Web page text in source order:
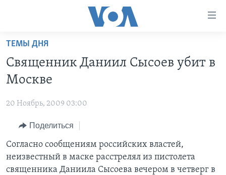
Перейти
основной
контент
навигации
Перейти
поиск
ПРОГРАММЫ
НОВОСТИ ЗА МИНУТУ
ИТОГИ
ПОЧЕМУ ЭТО ВАЖНО?
УЧИМ АНГЛИЙСКИЙ
НАША АМЕРИКАНСКАЯ ИСТОРИЯ
А КАК В АМЕРИКЕ?
ЭКСПЕРТИЗА
ИНТЕРВЬЮ
ФАКТЫ ПРОТИВ ФЕЙКОВ
ЗА СВОБОДУ ПРЕССЫ
ТЕМЫ ДНЯ
Священник Даниил Сысоев убит в
Москве
20 Ноябрь, 2009 03:00
Поделиться
Согласно сообщениям российских властей,
неизвестный в маске расстрелял из пистолета
священника Даниила Сысоева вечером в четверг в